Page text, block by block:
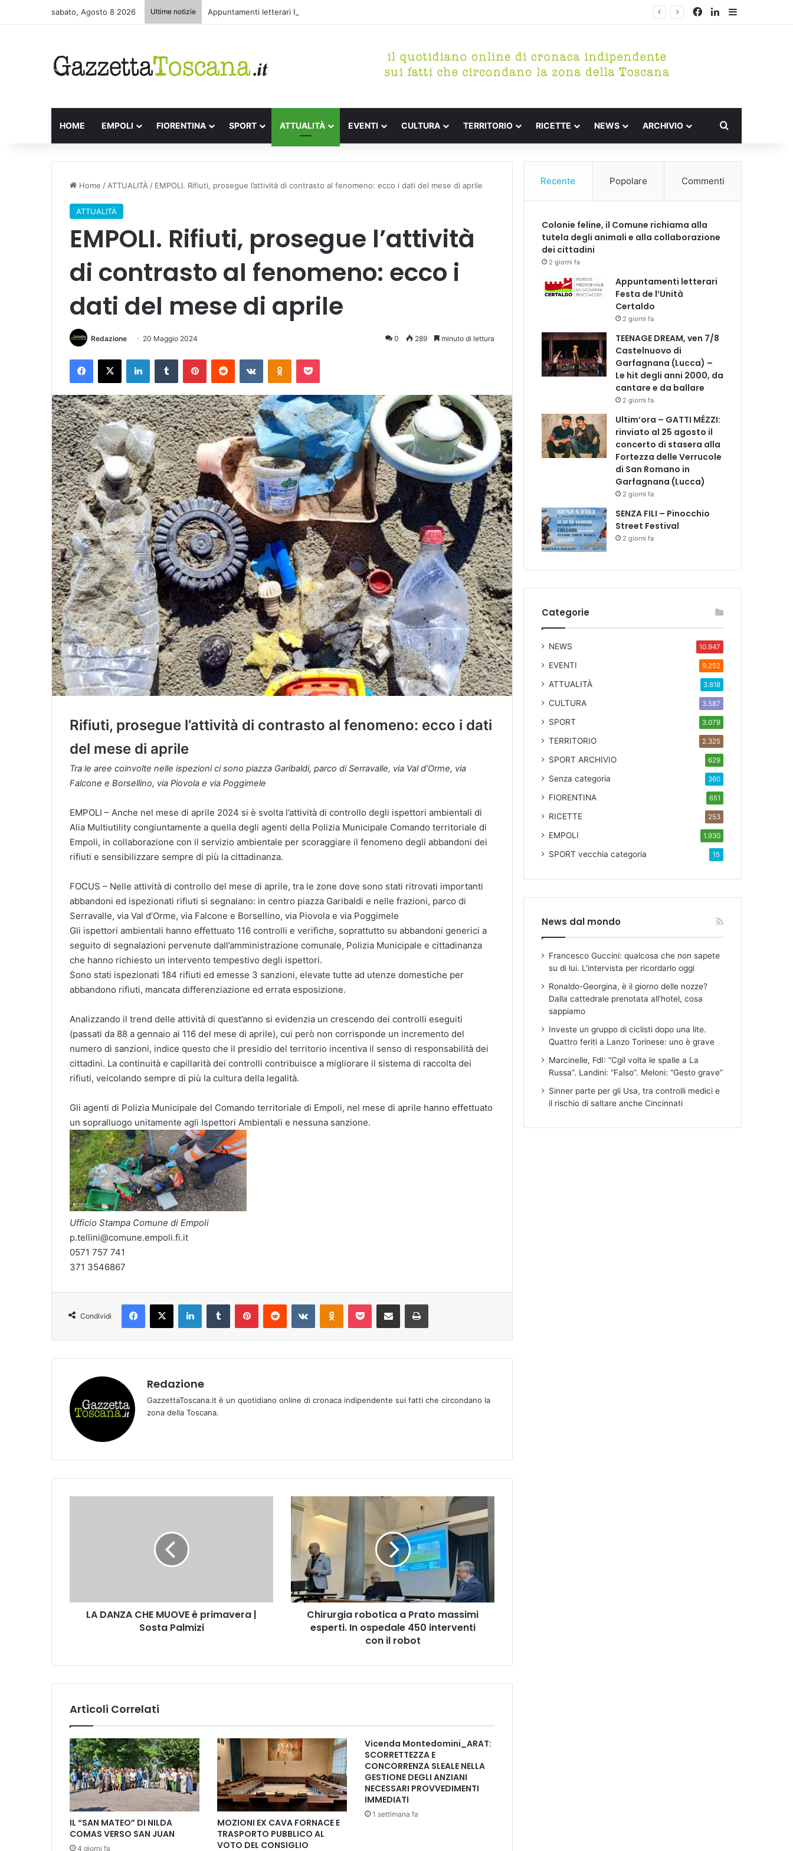
sabato, Agosto 8 2026 Ultime notizie Appuntamenti letterari Festa de l’Unità Certaldo Facebook
LinkedIn
HOME EMPOLI FIORENTINA SPORT ATTUALITÀ EVENTI CULTURA TERRITORIO RICETTE NEWS ARCHIVIO
Home / ATTUALITÀ / EMPOLI. Rifiuti, prosegue l’attività di contrasto al fenomeno: ecco i dati del mese di aprile
ATTUALITÀ
EMPOLI. Rifiuti, prosegue l’attività
di contrasto al fenomeno: ecco i
dati del mese di aprile
Redazione 20 Maggio 2024 0 289 minuto di lettura
Rifiuti, prosegue l’attività di contrasto al fenomeno: ecco i dati
del mese di aprile
Tra le aree coinvolte nelle ispezioni ci sono piazza Garibaldi, parco di Serravalle, via Val d’Orme, via
Falcone e Borsellino, via Piovola e via Poggimele
EMPOLI – Anche nel mese di aprile 2024 si è svolta l’attività di controllo degli ispettori ambientali di
Alia Multiutility congiuntamente a quella degli agenti della Polizia Municipale Comando territoriale di
Empoli, in collaborazione con il servizio ambientale per scoraggiare il fenomeno degli abbandoni dei
rifiuti e sensibilizzare sempre di più la cittadinanza.
FOCUS – Nelle attività di controllo del mese di aprile, tra le zone dove sono stati ritrovati importanti
abbandoni ed ispezionati rifiuti si segnalano: in centro piazza Garibaldi e nelle frazioni, parco di
Serravalle, via Val d’Orme, via Falcone e Borsellino, via Piovola e via Poggimele
Gli ispettori ambientali hanno effettuato 116 controlli e verifiche, soprattutto su abbandoni generici a
seguito di segnalazioni pervenute dall’amministrazione comunale, Polizia Municipale e cittadinanza
che hanno richiesto un intervento tempestivo degli ispettori.
Sono stati ispezionati 184 rifiuti ed emesse 3 sanzioni, elevate tutte ad utenze domestiche per
abbandono rifiuti, mancata differenziazione ed errata esposizione.
Analizzando il trend delle attività di quest’anno si evidenzia un crescendo dei controlli eseguiti
(passati da 88 a gennaio ai 116 del mese di aprile), cui però non corrisponde un incremento del
numero di sanzioni, indice questo che il presidio del territorio incentiva il senso di responsabilità dei
cittadini. La continuità e capillarità dei controlli contribuisce a migliorare il sistema di raccolta dei
rifiuti, veicolando sempre di più la cultura della legalità.
Gli agenti di Polizia Municipale del Comando territoriale di Empoli, nel mese di aprile hanno effettuato
un sopralluogo unitamente agli Ispettori Ambientali e nessuna sanzione.
Ufficio Stampa Comune di Empoli
p.tellini@comune.empoli.fi.it
0571 757 741
371 3546867
Condividi
Redazione
GazzettaToscana.it è un quotidiano online di cronaca indipendente sui fatti che circondano la
zona della Toscana.
H
V
r
i
m
a
v
e
r
a
|
S
o
LA DANZA CHE MUOVE è primavera |
Sosta Palmizi
C
h
r
u
i
a
t
P
r
a
t
o
m
a
s
s
i
Chirurgia robotica a Prato massimi
esperti. In ospedale 450 interventi
con il robot
Articoli Correlati
IL “SAN MATEO” DI NILDA
COMAS VERSO SAN JUAN
4 giorni fa
MOZIONI EX CAVA FORNACE E
TRASPORTO PUBBLICO AL
VOTO DEL CONSIGLIO
Vicenda Montedomini_ARAT:
SCORRETTEZZA E
CONCORRENZA SLEALE NELLA
GESTIONE DEGLI ANZIANI
NECESSARI PROVVEDIMENTI
IMMEDIATI
1 settimana fa
Recente Popolare Commenti
Colonie feline, il Comune richiama alla
tutela degli animali e alla collaborazione
dei cittadini
2 giorni fa
Appuntamenti letterari
Festa de l’Unità
Certaldo
2 giorni fa
TEENAGE DREAM, ven 7/8
Castelnuovo di
Garfagnana (Lucca) –
Le hit degli anni 2000, da
cantare e da ballare
2 giorni fa
Ultim’ora – GATTI MÉZZI:
rinviato al 25 agosto il
concerto di stasera alla
Fortezza delle Verrucole
di San Romano in
Garfagnana (Lucca)
2 giorni fa
SENZA FILI – Pinocchio
Street Festival
2 giorni fa
Categorie
NEWS 10.947
EVENTI 9.252
ATTUALITÀ 3.818
CULTURA 3.587
SPORT 3.079
TERRITORIO 2.325
SPORT ARCHIVIO 629
Senza categoria 360
FIORENTINA 651
RICETTE 253
EMPOLI 1.930
SPORTvecchia categoria 15
News dal mondo
Francesco Guccini: qualcosa che non sapete
su di lui. L’intervista per ricordarlo oggi
Ronaldo-Georgina, è il giorno delle nozze?
Dalla cattedrale prenotata all’hotel, cosa
sappiamo
Investe un gruppo di ciclisti dopo una lite.
Quattro feriti a Lanzo Torinese: uno è grave
Marcinelle, FdI: “Cgil volta le spalle a La
Russa”. Landini: “Falso”. Meloni: “Gesto grave”
Sinner parte per gli Usa, tra controlli medici e
il rischio di saltare anche Cincinnati